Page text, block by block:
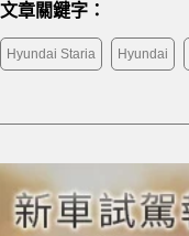
文章關鍵字：
Hyundai Staria Hyundai